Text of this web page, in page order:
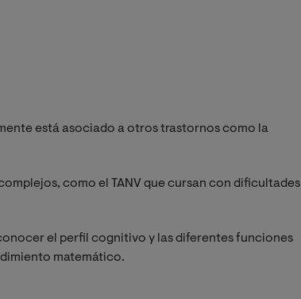
está asociado a otros trastornos como la
como el TANV que cursan con dificultades
el perfil cognitivo y las diferentes funciones
matemático.